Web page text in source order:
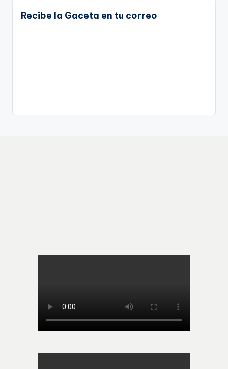
Recibe la Gaceta en tu correo